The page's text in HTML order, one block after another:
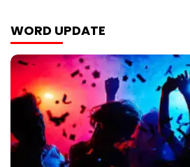
WORD UPDATE